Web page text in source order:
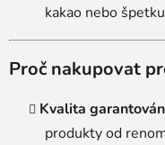
kakao nebo
Proč nakupovat
Kvalita
produkty od